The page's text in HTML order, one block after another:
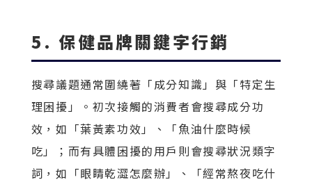
5. 保健品牌關鍵字行銷
搜尋議題通常圍繞著「成分知識」與「特定生
理困擾」。初次接觸的消費者會搜尋成分功
效，如「葉黃素功效」、「魚油什麼時候
吃」；而有具體困擾的用戶則會搜尋狀況類字
詞，如「眼睛乾澀怎麼辦」、「經常熬夜吃什